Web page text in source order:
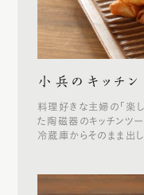
小兵のキッチン
料理好きな主婦の「楽
た陶磁器のキッチンツ
冷蔵庫からそのまま出し